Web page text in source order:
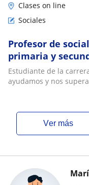
Clases on line
Sociales
Profesor de
primaria y
Estudiante de la
ayudamos y nos
ver más